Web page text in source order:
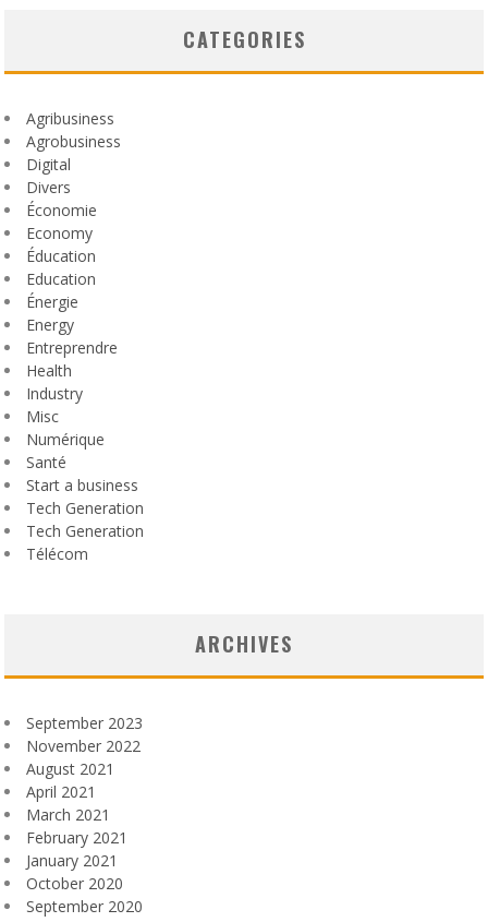
CATEGORIES
Agribusiness
Agrobusiness
Digital
Divers
Économie
Economy
Éducation
Education
Énergie
Energy
Entreprendre
Health
Industry
Misc
Numérique
Santé
Start a business
Tech Generation
Tech Generation
Télécom
ARCHIVES
September 2023
November 2022
August 2021
April 2021
March 2021
February 2021
January 2021
October 2020
September 2020